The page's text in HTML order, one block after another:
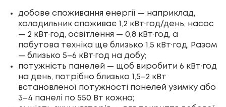
добове споживання енергії — наприклад,
холодильник споживає 1,2 кВт·год/день, насос
— 2 кВт·год, освітлення — 0,8 кВт·год, а
побутова техніка ще близько 1,5 кВт·год. Разом
— близько 5–6 кВт·год на добу;
потужність панелей — щоб виробити 6 кВт·год
на день, потрібно близько 1,5–2 кВт
встановленої потужності панелей узимку або
3–4 панелі по 550 Вт кожна;